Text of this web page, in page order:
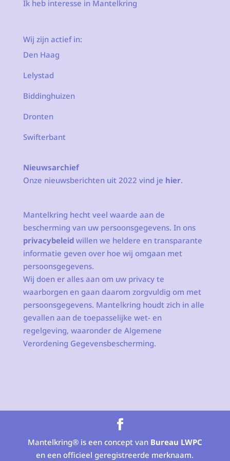
Ik heb interesse in Mantelkring
Wij zijn actief in:
Den Haag
Lelystad
Biddinghuizen
Dronten
Swifterbant
Nieuwsarchief
Onze nieuwsberichten uit 2022 vind je hier.
Mantelkring hecht veel waarde aan de
bescherming van uw persoonsgegevens. In ons
privacybeleidwillen we heldere en transparante
informatie geven over hoe wij omgaan met
persoonsgegevens.
Wij doen er alles aan om uw privacy te
waarborgen en gaan daarom zorgvuldig om met
persoonsgegevens. Mantelkring houdt zich in alle
gevallen aan de toepasselijke wet- en
regelgeving, waaronder de Algemene
Verordening Gegevensbescherming.
Mantelkring® is een concept van Bureau LWPC
en een officieel geregistreerde merknaam.